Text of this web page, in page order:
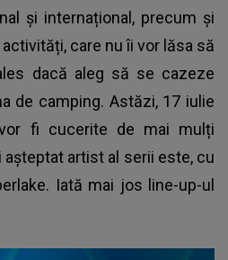
și internațional, precum și
care nu îi vor lăsa să
dacă aleg să se cazeze
de camping. Astăzi, 17 iulie
fi cucerite de mai mulți
așteptat artist al serii este, cu
Iată mai jos line-up-ul